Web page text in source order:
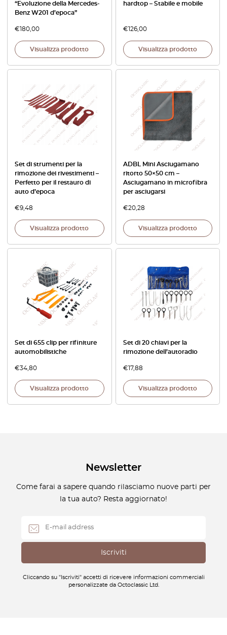
“Evoluzione della Mercedes-
Benz W201 d’epoca”
€180,00
Visualizza prodotto
hardtop – Stabile e mobile
€126,00
Visualizza prodotto
Set di strumenti per la
rimozione dei rivestimenti –
Perfetto per il restauro di
auto d’epoca
€9,48
Visualizza prodotto
ADBL Mini Asciugamano
ritorto 50×50 cm –
Asciugamano in microfibra
per asciugarsi
€20,28
Visualizza prodotto
Set di 655 clip per rifiniture
automobilistiche
€34,80
Visualizza prodotto
Set di 20 chiavi per la
rimozione dell’autoradio
€17,88
Visualizza prodotto
Newsletter
Come farai a sapere quando rilasciamo nuove parti per
la tua auto? Resta aggiornato!
Cliccando su "Iscriviti" accetti di ricevere informazioni commerciali
personalizzate da Octoclassic Ltd.